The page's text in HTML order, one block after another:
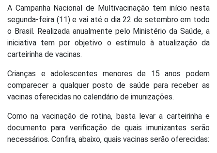
A Campanha Nacional de Multivacinação tem início nesta
segunda-feira (11) e vai até o dia 22 de setembro em todo
o Brasil. Realizada anualmente pelo Ministério da Saúde, a
iniciativa tem por objetivo o estímulo à atualização da
carteirinha de vacinas.
Crianças e adolescentes menores de 15 anos podem
comparecer a qualquer posto de saúde para receber as
vacinas oferecidas no calendário de imunizações.
Como na vacinação de rotina, basta levar a carteirinha e
documento para verificação de quais imunizantes serão
necessários. Confira, abaixo, quais vacinas serão oferecidas: